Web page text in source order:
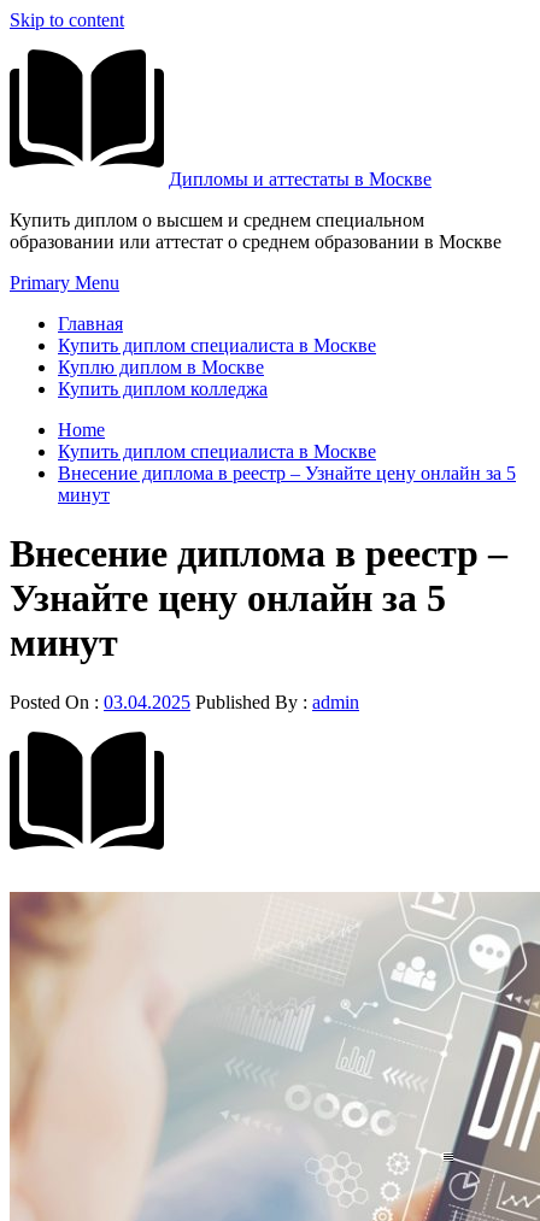
Skip to content
Дипломы и аттестаты в Москве
Купить диплом о высшем и среднем специальном
образовании или аттестат о среднем образовании в Москве
Primary Menu
Главная
Купить диплом специалиста в Москве
Куплю диплом в Москве
Купить диплом колледжа
Home
Купить диплом специалиста в Москве
Внесение диплома в реестр – Узнайте цену онлайн за 5
минут
Внесение диплома в реестр –
Узнайте цену онлайн за 5
минут
Posted On : 03.04.2025 Published By : admin